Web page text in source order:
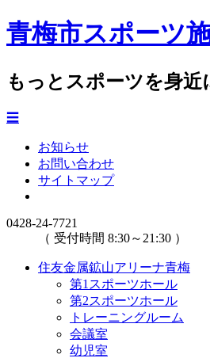
青梅市スポーツ
もっとスポーツを身近
☰
お知らせ
お問い合わせ
サイトマップ
0428-24-7721
（ 受付時間 8:30～21:30 ）
住友金属鉱山アリーナ青梅
第1スポーツホール
第2スポーツホール
トレーニングルーム
会議室
幼児室